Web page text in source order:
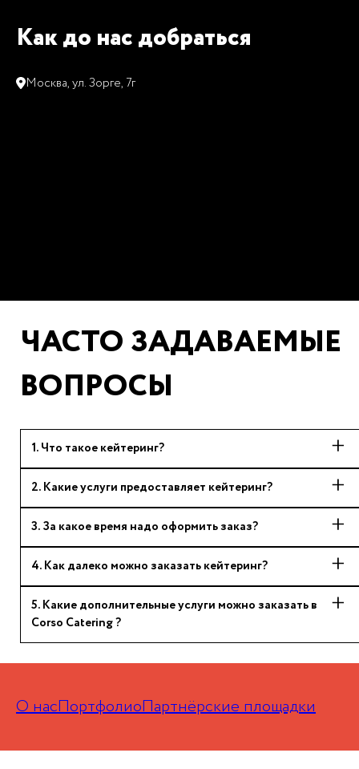
Как до нас добраться
Москва, ул. Зорге, 7г
ЧАСТО ЗАДАВАЕМЫЕ
ВОПРОСЫ
1. Что такое кейтеринг?
2. Какие услуги предоставляет кейтеринг?
3. За какое время надо оформить заказ?
4. Как далеко можно заказать кейтеринг?
5. Какие дополнительные услуги можно заказать в
Corso Catering ?
О насПортфолиоПартнёрские площадки